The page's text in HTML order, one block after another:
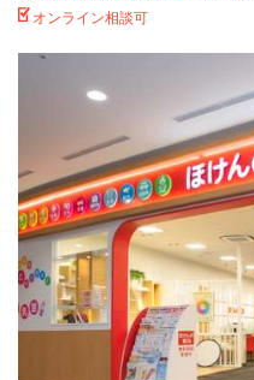
オンライン相談可